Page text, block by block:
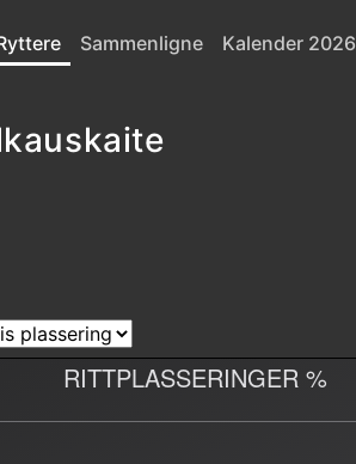
Sammenligne Kalender 2026
RITTPLASSERINGER %